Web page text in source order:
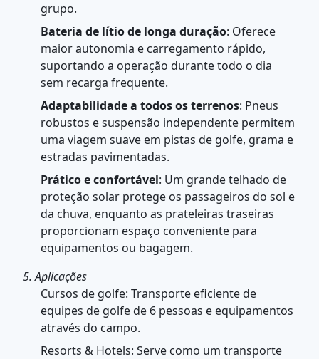
grupo.
Bateria de lítio de longa duração: Oferece
maior autonomia e carregamento rápido,
suportando a operação durante todo o dia
sem recarga frequente.
Adaptabilidade a todos os terrenos: Pneus
robustos e suspensão independente permitem
uma viagem suave em pistas de golfe, grama e
estradas pavimentadas.
Prático e confortável: Um grande telhado de
proteção solar protege os passageiros do sol e
da chuva, enquanto as prateleiras traseiras
proporcionam espaço conveniente para
equipamentos ou bagagem.
5. Aplicações
Cursos de golfe: Transporte eficiente de
equipes de golfe de 6 pessoas e equipamentos
através do campo.
Resorts & Hotels: Serve como um transporte